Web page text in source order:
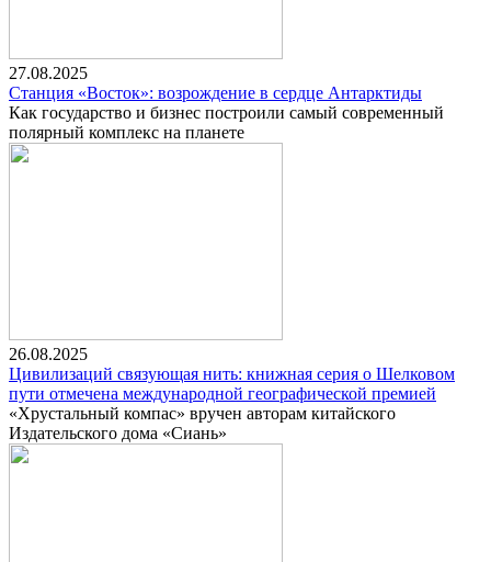
27.08.2025
Станция «Восток»: возрождение в сердце Антарктиды
Как государство и бизнес построили самый современный
полярный комплекс на планете
26.08.2025
Цивилизаций связующая нить: книжная серия о Шелковом
пути отмечена международной географической премией
«Хрустальный компас» вручен авторам китайского
Издательского дома «Сиань»